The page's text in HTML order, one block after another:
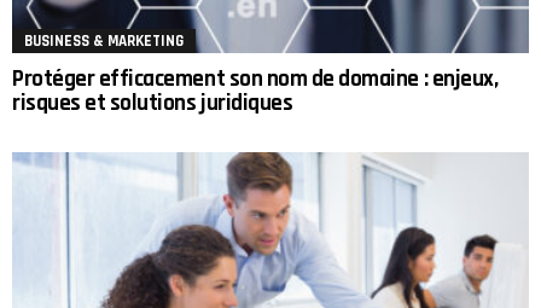
BUSINESS & MARKETING
Protéger efficacement son nom de domaine : enjeux,
risques et solutions juridiques